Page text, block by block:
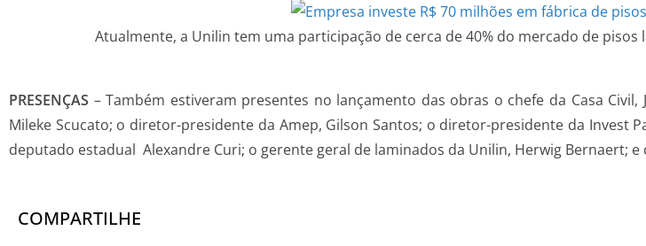
Atualmente, a Unilin tem uma participação de cerca de 40% do mercado de pisos
PRESENÇAS – Também estiveram presentes no lançamento das obras o chefe da Casa
Mileke Scucato; o diretor-presidente da Amep, Gilson Santos; o diretor-presidente da Invest
deputado estadual Alexandre Curi; o gerente geral de laminados da Unilin, Herwig Bernaert;
COMPARTILHE